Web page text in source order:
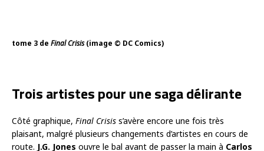
tome 3 de Final Crisis(image © DC Comics)
Trois artistes pour une saga délirante
Côté graphique, Final Crisis s’avère encore une fois très
plaisant, malgré plusieurs changements d’artistes en cours de
route. J.G. Jones ouvre le bal avant de passer la main à Carlos